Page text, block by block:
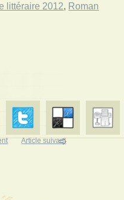
littéraire 2012, Roman
Article suivant